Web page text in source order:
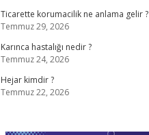
Ticarette korumacilik ne anlama gelir ?
Temmuz 29, 2026
Karınca hastalığı nedir ?
Temmuz 24, 2026
Hejar kimdir ?
Temmuz 22, 2026